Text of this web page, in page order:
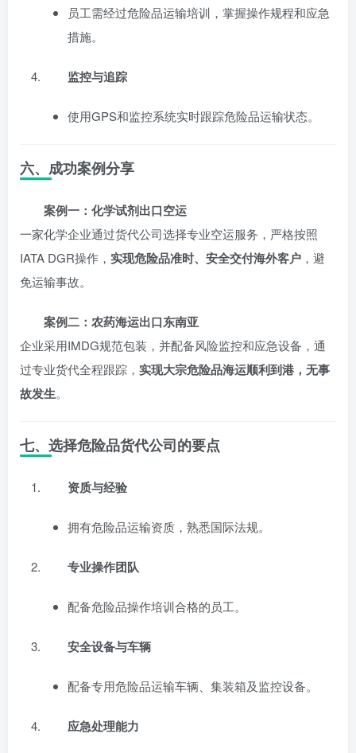
员工需经过危险品运输培训，掌握操作规程和应急
措施。
监控与追踪
使用GPS和监控系统实时跟踪危险品运输状态。
六、成功案例分享
案例一：化学试剂出口空运
一家化学企业通过货代公司选择专业空运服务，严格按照
IATA DGR操作， 实现危险品准时、安全交付海外客户 ，避
免运输事故。
案例二：农药海运出口东南亚
企业采用IMDG规范包装，并配备风险监控和应急设备，通
过专业货代全程跟踪， 实现大宗危险品海运顺利到港，无事
故发生。
七、选择危险品货代公司的要点
资质与经验
拥有危险品运输资质，熟悉国际法规。
专业操作团队
配备危险品操作培训合格的员工。
安全设备与车辆
配备专用危险品运输车辆、集装箱及监控设备。
应急处理能力